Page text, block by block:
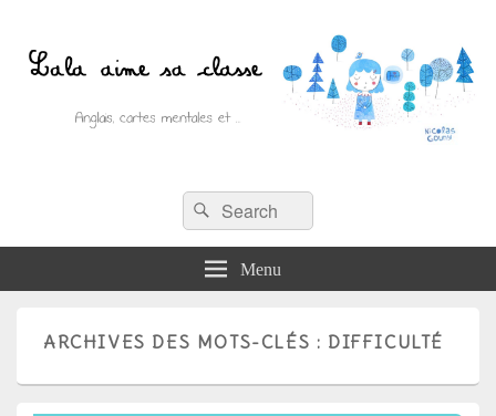
Lala aime sa classe
Anglais, cartes mentales et ….Recherche :
Rechercher
Menu
ARCHIVES DES MOTS-CLÉS : DIFFICULTÉ